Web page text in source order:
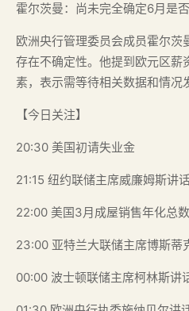
霍尔茨曼：尚未完全确定6月是
欧洲央行管理委员会成员霍尔茨
存在不确定性。他提到欧元区薪
素，表示需等待相关数据和情况
【今日关注】
20:30 美国初请失业金
21:15 纽约联储主席威廉姆斯讲
22:00 美国3月成屋销售年化总数
23:00 亚特兰大联储主席博斯蒂
00:00 波士顿联储主席柯林斯讲